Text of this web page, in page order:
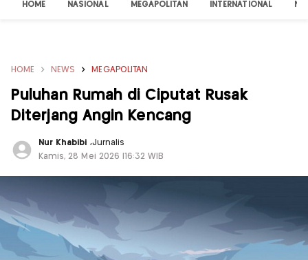
HOME NASIONAL MEGAPOLITAN INTERNATIONAL
HOME NEWS MEGAPOLITAN
Puluhan Rumah di Ciputat Rusak
Diterjang Angin Kencang
Nur Khabibi ,Jurnalis
Kamis, 28 Mei 2026 |16:32 WIB